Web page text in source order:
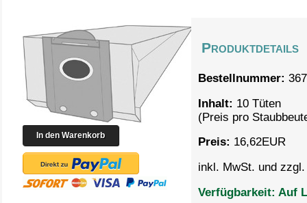
Produktdetails
Bestellnummer:
Inhalt: 10 Tüten
(Preis pro
Preis: 16,62EUR
inkl. MwSt. und
Verfügbarkeit: Auf